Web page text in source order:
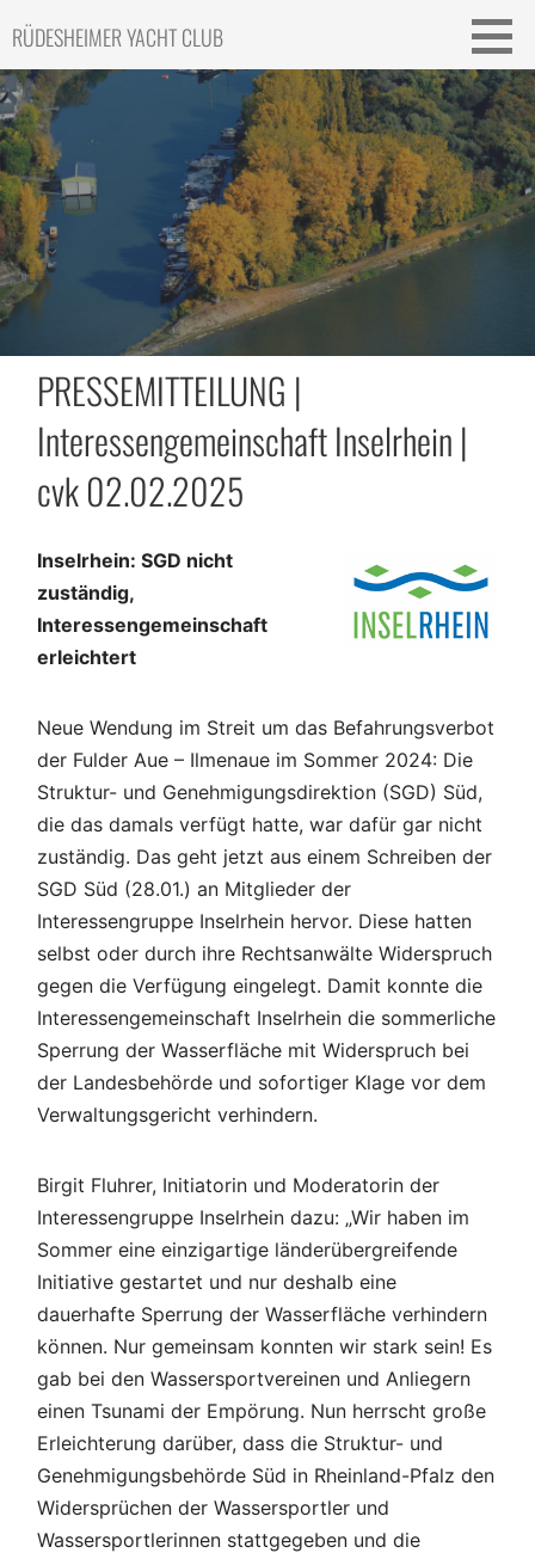
content
RÜDESHEIMER YACHT CLUB
PRESSEMITTEILUNG |
Interessengemeinschaft Inselrhein |
cvk 02.02.2025
Inselrhein: SGD nicht
zuständig,
Interessengemeinschaft
erleichtert
Neue Wendung im Streit um das Befahrungsverbot
der Fulder Aue – Ilmenaue im Sommer 2024: Die
Struktur- und Genehmigungsdirektion (SGD) Süd,
die das damals verfügt hatte, war dafür gar nicht
zuständig. Das geht jetzt aus einem Schreiben der
SGD Süd (28.01.) an Mitglieder der
Interessengruppe Inselrhein hervor. Diese hatten
selbst oder durch ihre Rechtsanwälte Widerspruch
gegen die Verfügung eingelegt. Damit konnte die
Interessengemeinschaft Inselrhein die sommerliche
Sperrung der Wasserfläche mit Widerspruch bei
der Landesbehörde und sofortiger Klage vor dem
Verwaltungsgericht verhindern.
Birgit Fluhrer, Initiatorin und Moderatorin der
Interessengruppe Inselrhein dazu: „Wir haben im
Sommer eine einzigartige länderübergreifende
Initiative gestartet und nur deshalb eine
dauerhafte Sperrung der Wasserfläche verhindern
können. Nur gemeinsam konnten wir stark sein! Es
gab bei den Wassersportvereinen und Anliegern
einen Tsunami der Empörung. Nun herrscht große
Erleichterung darüber, dass die Struktur- und
Genehmigungsbehörde Süd in Rheinland-Pfalz den
Widersprüchen der Wassersportler und
Wassersportlerinnen stattgegeben und die